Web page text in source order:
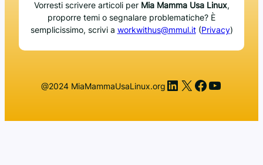
Vorresti scrivere articoli per Mia Mamma Usa Linux,
proporre temi o segnalare problematiche? È
semplicissimo, scrivi a workwithus@mmul.it(Privacy)
@2024 MiaMammaUsaLinux.org LinkedIn
X Facebook